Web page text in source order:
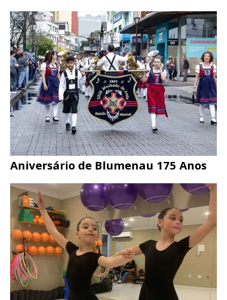
Aniversário de Blumenau 175 Anos